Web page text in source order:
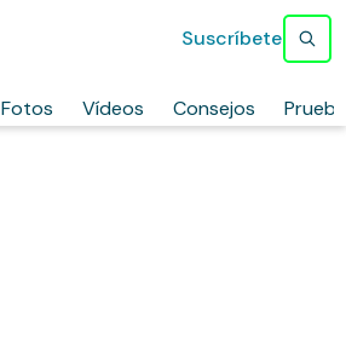
Fotos Vídeos Consejos
Suscríbete